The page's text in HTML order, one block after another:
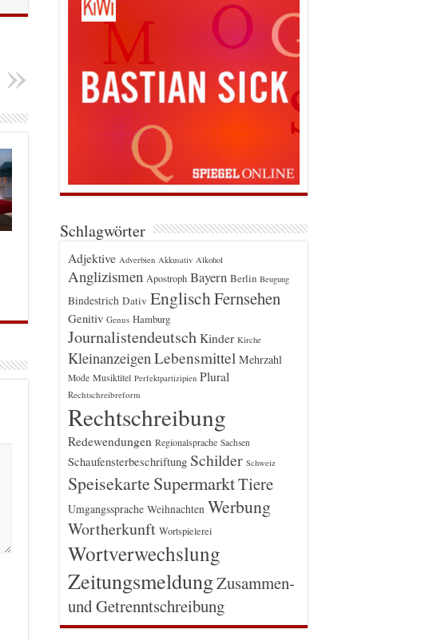
Schlagwörter
Adjektive Adverbien Akkusativ Alkohol
Anglizismen Apostroph Bayern Berlin Beugung
Bindestrich Dativ EnglischFernsehen
Genitiv Genus Hamburg
Journalistendeutsch Kinder Kirche
Kleinanzeigen Lebensmittel Mehrzahl
Mode Musiktitel Perfektpartizipien Plural
Rechtschreibreform
Rechtschreibung
Redewendungen Regionalsprache Sachsen
Schaufensterbeschriftung Schilder Schweiz
Speisekarte SupermarktTiere
Umgangssprache Weihnachten Werbung
Wortherkunft Wortspielerei
Wortverwechslung
ZeitungsmeldungZusammen-
und Getrenntschreibung